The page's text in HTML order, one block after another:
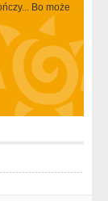
Bo może